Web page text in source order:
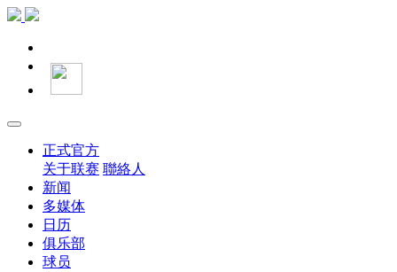
正式官方
关于联赛 聯絡人
新闻
多媒体
日历
俱乐部
球员